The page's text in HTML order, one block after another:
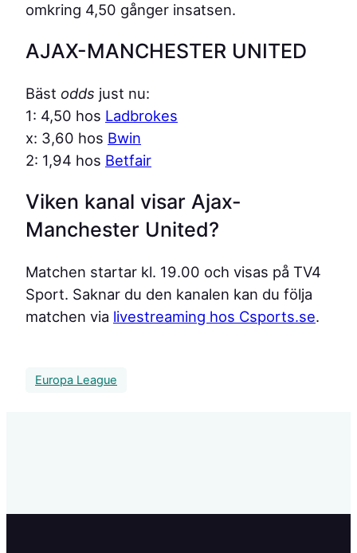
omkring 4,50 gånger insatsen.
AJAX-MANCHESTER UNITED
Bäst odds just nu:
1: 4,50 hos Ladbrokes
x: 3,60 hos Bwin
2: 1,94 hos Betfair
Viken kanal visar Ajax-
Manchester United?
Matchen startar kl. 19.00 och visas på TV4
Sport. Saknar du den kanalen kan du följa
matchen via livestreaming hos Csports.se.
Europa League